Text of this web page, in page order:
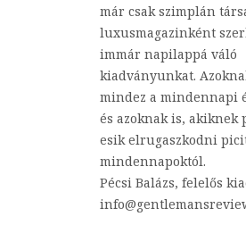
már csak szimplán
luxusmagazinként
immár napilappá váló
kiadványunkat.
mindez a mindennapi
és azoknak is, akiknek
esik elrugaszkodni
mindennapoktól.
Pécsi Balázs, felelős